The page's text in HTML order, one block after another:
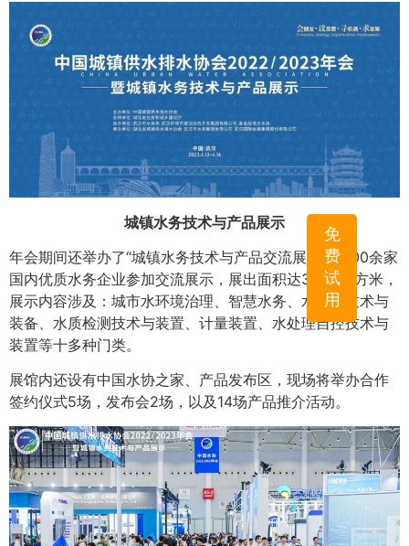
免
费
试
用
城镇水务技术与产品展示
年会期间还举办了“城镇水务技术与产品交流展示”，200余家
国内优质水务企业参加交流展示，展出面积达3万余平方米，
展示内容涉及：城市水环境治理、智慧水务、水处理技术与
装备、水质检测技术与装置、计量装置、水处理自控技术与
装置等十多种门类。
展馆内还设有中国水协之家、产品发布区，现场将举办合作
签约仪式5场，发布会2场，以及14场产品推介活动。